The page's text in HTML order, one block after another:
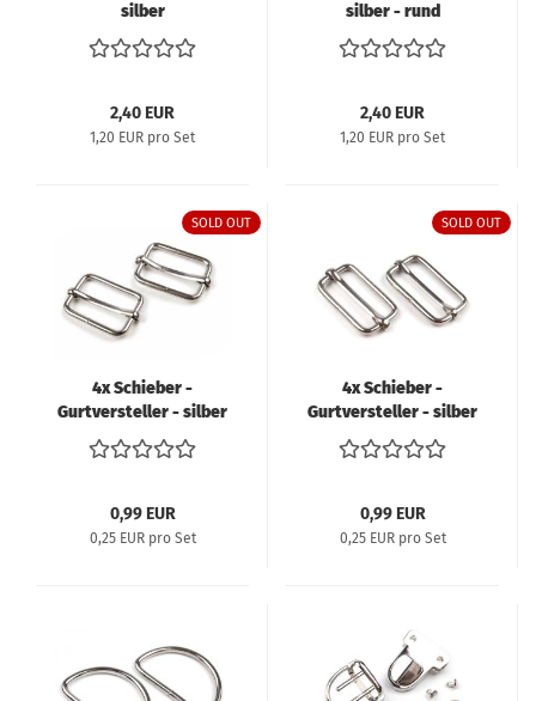
silber
2,40 EUR
1,20 EUR pro Set
silber - rund
2,40 EUR
1,20 EUR pro Set
SOLD OUT
4x Schieber -
Gurtversteller - silber
- 20mm
0,99 EUR
0,25 EUR pro Set
SOLD OUT
4x Schieber -
Gurtversteller - silber
- 33mm
0,99 EUR
0,25 EUR pro Set